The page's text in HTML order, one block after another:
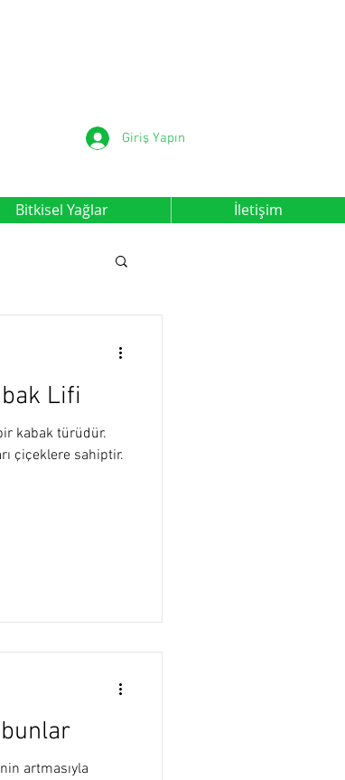
Giriş Yapın
Bitkisel Yağlar İletişim
Lifi
kabak türüdür.
çiçeklere sahiptir.
artmasıyla